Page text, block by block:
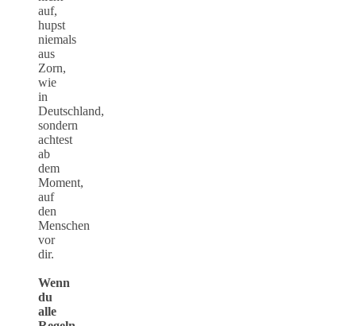
auf,
hupst
niemals
aus
Zorn,
wie
in
Deutschland,
sondern
achtest
ab
dem
Moment,
auf
den
Menschen
vor
dir.
Wenn
du
alle